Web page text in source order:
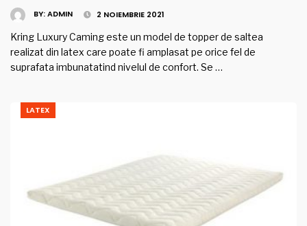
BY:ADMIN 2 NOIEMBRIE 2021
Kring Luxury Caming este un model de topper de saltea
realizat din latex care poate fi amplasat pe orice fel de
suprafata imbunatatind nivelul de confort. Se …
LATEX